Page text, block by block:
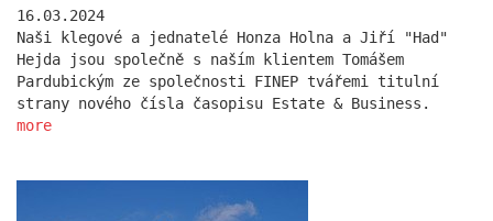
16.03.2024
Naši klegové a jednatelé Honza Holna a Jiří "Had"
Hejda jsou společně s naším klientem Tomášem
Pardubickým ze společnosti FINEP tvářemi titulní
strany nového čísla časopisu Estate & Business.
more